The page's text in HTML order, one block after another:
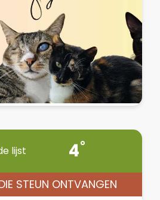
lijst 4
STEUN ONTVANGEN